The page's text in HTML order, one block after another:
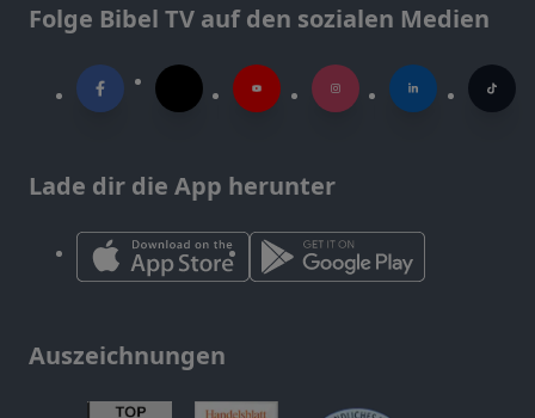
Folge Bibel TV auf den sozialen Medien
Lade dir die App herunter
Auszeichnungen